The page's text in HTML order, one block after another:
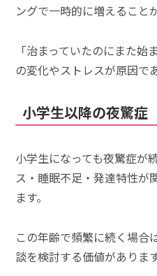
ングで一時的に増えること
「治まっていたのにまた
の変化やストレスが原因で
小学生以降の夜驚症
小学生になっても夜驚症が
ス・睡眠不足・発達特性が
ます。
この年齢で頻繁に続く場合
談を検討する価値があります